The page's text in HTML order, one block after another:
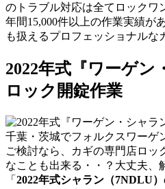
のトラブル対応は全てロックワ
年間15,000件以上の作業実績が
も扱えるプロフェッショナルな
2022年式『ワーゲン
ロック開錠作業
千葉・茨城でフォルクスワーゲ
ご検討なら、カギの専門店ロッ
なことも出来る・・？大丈夫、
「 2022年式シャラン（7NDLU